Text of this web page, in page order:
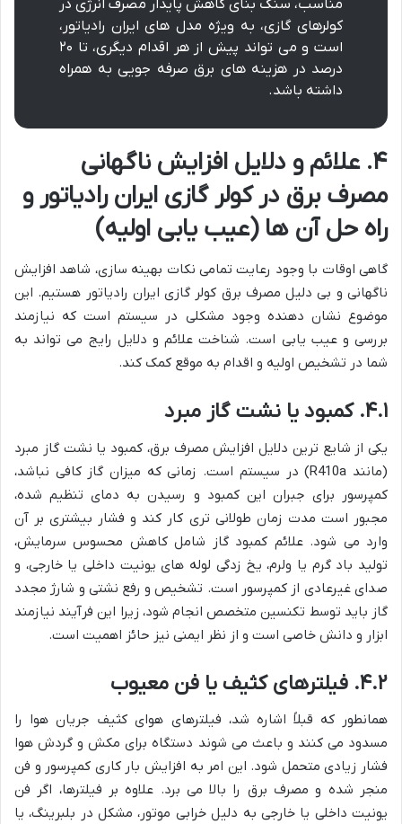
مناسب، سنگ بنای کاهش پایدار مصرف انرژی در
کولرهای گازی، به ویژه مدل های ایران رادیاتور،
است و می تواند پیش از هر اقدام دیگری، تا ۲۰
درصد در هزینه های برق صرفه جویی به همراه
داشته باشد.
۴. علائم و دلایل افزایش ناگهانی
مصرف برق در کولر گازی ایران رادیاتور و
راه حل آن ها (عیب یابی اولیه)
گاهی اوقات با وجود رعایت تمامی نکات بهینه سازی، شاهد افزایش
ناگهانی و بی دلیل مصرف برق کولر گازی ایران رادیاتور هستیم. این
موضوع نشان دهنده وجود مشکلی در سیستم است که نیازمند
بررسی و عیب یابی است. شناخت علائم و دلایل رایج می تواند به
شما در تشخیص اولیه و اقدام به موقع کمک کند.
۴.۱. کمبود یا نشت گاز مبرد
یکی از شایع ترین دلایل افزایش مصرف برق، کمبود یا نشت گاز مبرد
(مانند R410a) در سیستم است. زمانی که میزان گاز کافی نباشد،
کمپرسور برای جبران این کمبود و رسیدن به دمای تنظیم شده،
مجبور است مدت زمان طولانی تری کار کند و فشار بیشتری بر آن
وارد می شود. علائم کمبود گاز شامل کاهش محسوس سرمایش،
تولید باد گرم یا ولرم، یخ زدگی لوله های یونیت داخلی یا خارجی، و
صدای غیرعادی از کمپرسور است. تشخیص و رفع نشتی و شارژ مجدد
گاز باید توسط تکنسین متخصص انجام شود، زیرا این فرآیند نیازمند
ابزار و دانش خاصی است و از نظر ایمنی نیز حائز اهمیت است.
۴.۲. فیلترهای کثیف یا فن معیوب
همانطور که قبلاً اشاره شد، فیلترهای هوای کثیف جریان هوا را
مسدود می کنند و باعث می شوند دستگاه برای مکش و گردش هوا
فشار زیادی متحمل شود. این امر به افزایش بار کاری کمپرسور و فن
منجر شده و مصرف برق را بالا می برد. علاوه بر فیلترها، اگر فن
یونیت داخلی یا خارجی به دلیل خرابی موتور، مشکل در بلبرینگ، یا